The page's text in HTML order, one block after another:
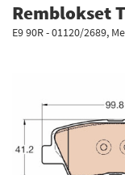
Remblokset
E9 90R - 01120/2689,